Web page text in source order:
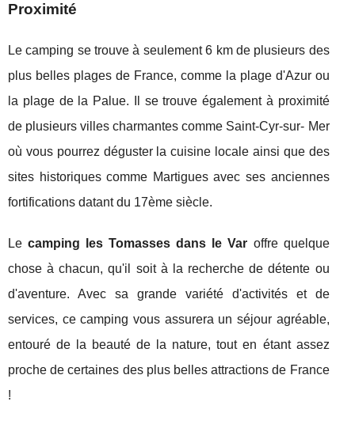
Proximité
Le camping se trouve à seulement 6 km de plusieurs des
plus belles plages de France, comme la plage d'Azur ou
la plage de la Palue. Il se trouve également à proximité
de plusieurs villes charmantes comme Saint-Cyr-sur- Mer
où vous pourrez déguster la cuisine locale ainsi que des
sites historiques comme Martigues avec ses anciennes
fortifications datant du 17ème siècle.
Lecamping les Tomasses dans le Var offre quelque
chose à chacun, qu'il soit à la recherche de détente ou
d'aventure. Avec sa grande variété d'activités et de
services, ce camping vous assurera un séjour agréable,
entouré de la beauté de la nature, tout en étant assez
proche de certaines des plus belles attractions de France
!